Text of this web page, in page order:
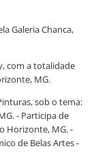
Galeria Chanca,
com a totalidade
MG.
sob o tema:
- Participa de
Horizonte, MG. -
de Belas Artes -